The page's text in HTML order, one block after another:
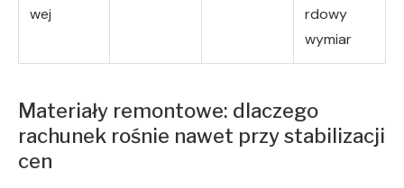
wej
rdowy
wymiar
Materiały remontowe: dlaczego
rachunek rośnie nawet przy stabilizacji
cen